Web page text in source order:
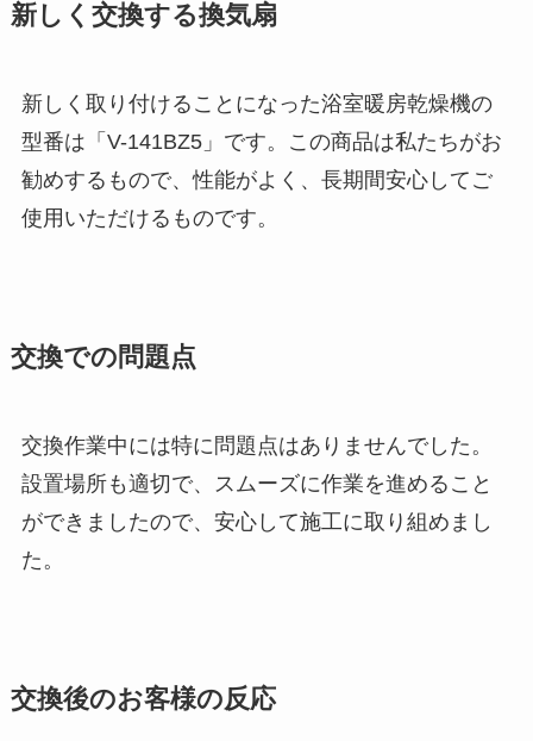
新しく交換する換気扇
新しく取り付けることになった浴室暖房乾燥機の
型番は「V-141BZ5」です。この商品は私たちがお
勧めするもので、性能がよく、長期間安心してご
使用いただけるものです。
交換での問題点
交換作業中には特に問題点はありませんでした。
設置場所も適切で、スムーズに作業を進めること
ができましたので、安心して施工に取り組めまし
た。
交換後のお客様の反応